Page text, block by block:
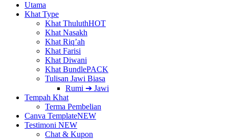
Utama
Khat Type
Khat ThuluthHOT
Khat Nasakh
Khat Riq’ah
Khat Farisi
Khat Diwani
Khat BundlePACK
Tulisan Jawi Biasa
Rumi ➔ Jawi
Tempah Khat
Terma Pembelian
Canva TemplateNEW
Testimoni NEW
Chat & Kupon